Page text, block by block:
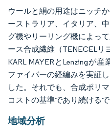
ウールと絹の用途はニッチ
ーストラリア、イタリア、
グ機やリーリング機によっ
ース合成繊維（TENECELリ
KARL MAYERとLenzingが
ファイバーの経編みを実証
した。それでも、合成ポリ
コストの基準であり続けるで
地域分析